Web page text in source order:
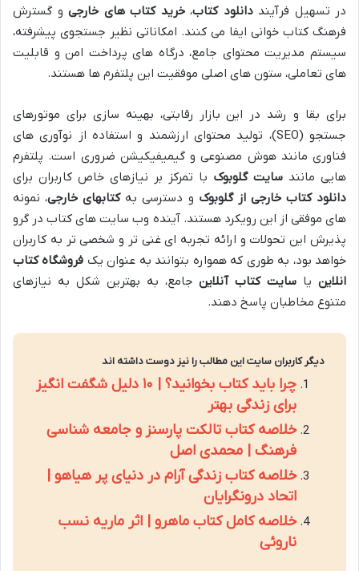
در تسهیل فرآینددانلود کتاب،خرید کتاب های خارجی و گسترش
فرهنگ کتاب خوانی ایفا می کنند. امکاناتی نظیر جستجوی پیشرفته،
سیستم مدیریت محتوای جامع، درگاه های پرداخت امن و قابلیت
های تعاملی، ستون های اصلی موفقیت این پلتفرم ها هستند.
برای بقا و رشد در این بازار رقابتی، بهینه سازی برای موتورهای
جستجو (SEO)، تولید محتوای ارزشمند و استفاده از نوآوری های
فناوری مانند هوش مصنوعی و گیمیفیکیشن ضروری است. پلتفرم
هایی مانند سایت گلوبوک با تمرکز بر نیازهای خاص کاربران برای
دانلود کتاب خارجی از گلوبوک و دسترسی بهکتابهای خارجی، نمونه
های موفقی از این رویکرد هستند. آینده وب سایت های کتاب در گرو
پذیرش این تحولات و ارائه تجربه ای غنی تر و شخصی تر به کاربران
خواهد بود، به طوری که همواره بتوانند به عنوان یک فروشگاه کتاب
انلاینیا سایت کتاب آنلاینجامع، به بهترین شکل به نیازهای
متنوع مخاطبان پاسخ دهند.
دیگر کاربران سایت این مطالب را نیز دوست داشته اند
چرا باید کتاب بخوانید؟ | ۱۰ دلیل شگفت انگیز
برای زندگی بهتر
خلاصه کتاب تالکت پارسنز و جامعه شناسی
فرهنگ | محمدی اصل
خلاصه کتاب زندگی آرام در دنیای پر هیاهو |
اتحاد درونگرایان
خلاصه کامل کتاب ماهرو | اثر ماریه نسب
ناروئی